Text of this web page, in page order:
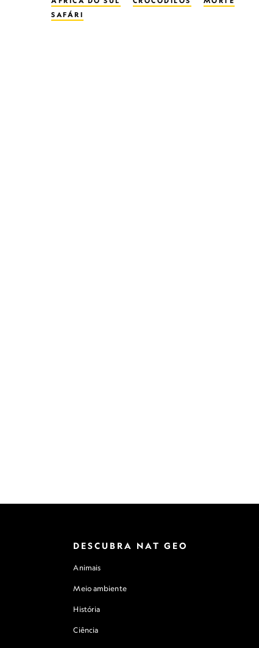
SAFÁRI
DESCUBRA NAT GEO
Animais
Meio ambiente
História
Ciência